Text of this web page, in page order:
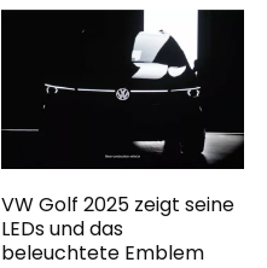
VW Golf 2025 zeigt seine
LEDs und das
beleuchtete Emblem